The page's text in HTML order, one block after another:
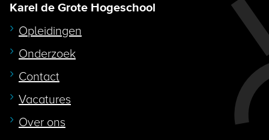
Karel de Grote Hogeschool
Opleidingen
Onderzoek
Contact
Vacatures
Over ons